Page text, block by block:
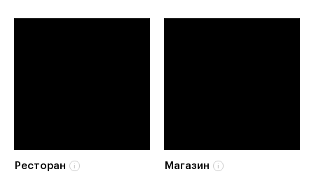
Ресторан
Магазин